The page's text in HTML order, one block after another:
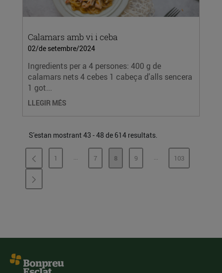
Calamars amb vi i ceba
02/de setembre/2024
Ingredients per a 4 persones: 400 g de
calamars nets 4 cebes 1 cabeça d'alls sencera
1 got...
LLEGIR MÉS
S'estan mostrant 43 - 48 de 614 resultats.
PÀGINA
1 ...PÀGINES INTERMÈDIES
PÀGINA
7 PÀGINA
8 PÀGINA
9 ...PÀGINESPÀGINA
103